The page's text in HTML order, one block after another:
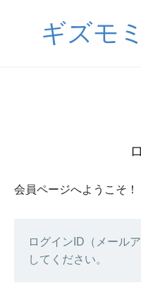
ギズモ
会員ページへようこそ！
ログインID（メール
してください。